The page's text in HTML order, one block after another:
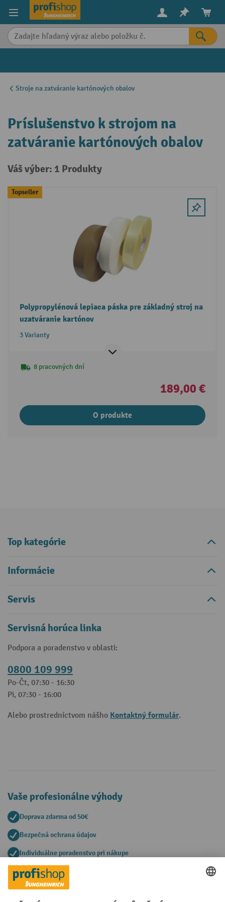
content
Stroje na zatváranie kartónových obalov
Príslušenstvo k strojom na
zatváranie kartónových obalov
Váš výber: 1 Produkty
Topseller
Polypropylénová lepiaca páska pre základný stroj na
uzatváranie kartónov
3 Varianty
8 pracovných dní
189,00 €
O produkte
Top kategórie
Informácie
Servis
Servisná horúca linka
Podpora a poradenstvo v oblasti:
0800 109 999
Po-Čt, 07:30 - 16:30
Pi, 07:30 - 16:00
Alebo prostredníctvom nášho Kontaktný formulár.
Vaše profesionálne výhody
Doprava zdarma od 50€
Bezpečná ochrana údajov
Individuálne poradenstvo pri nákupe
Spôsoby platby